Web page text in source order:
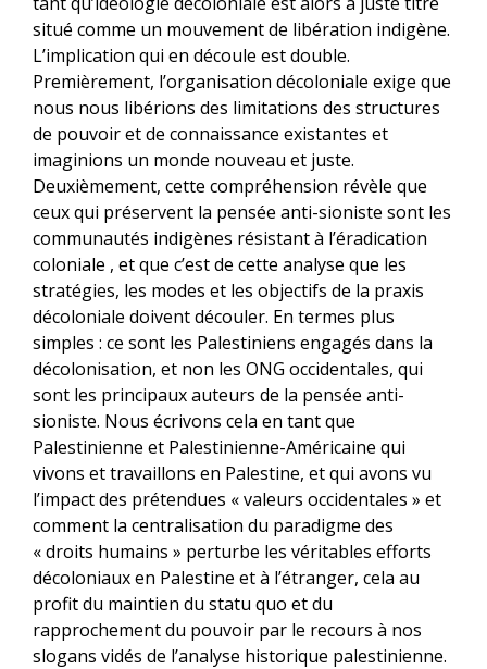
situé comme un mouvement de libération indigène.
L’implication qui en découle est double.
Premièrement, l’organisation décoloniale exige que
nous nous libérions des limitations des structures
de pouvoir et de connaissance existantes et
imaginions un monde nouveau et juste.
Deuxièmement, cette compréhension révèle que
ceux qui préservent la pensée anti-sioniste sont les
communautés indigènes résistant à l’éradication
coloniale , et que c’est de cette analyse que les
stratégies, les modes et les objectifs de la praxis
décoloniale doivent découler. En termes plus
simples : ce sont les Palestiniens engagés dans la
décolonisation, et non les ONG occidentales, qui
sont les principaux auteurs de la pensée anti-
sioniste. Nous écrivons cela en tant que
Palestinienne et Palestinienne-Américaine qui
vivons et travaillons en Palestine, et qui avons vu
l’impact des prétendues « valeurs occidentales » et
comment la centralisation du paradigme des
« droits humains » perturbe les véritables efforts
décoloniaux en Palestine et à l’étranger, cela au
profit du maintien du statu quo et du
rapprochement du pouvoir par le recours à nos
slogans vidés de l’analyse historique palestinienne.